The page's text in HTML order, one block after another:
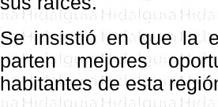
Se insistió en que la
parten mejores
habitantes de esta